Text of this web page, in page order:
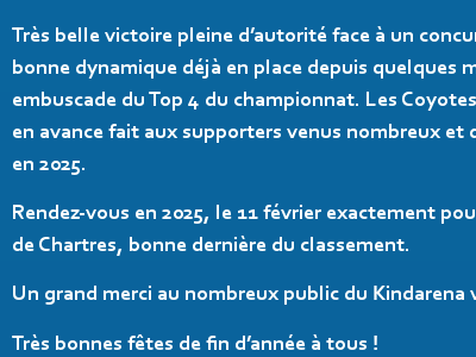
Très belle victoire pleine d’autorité face à un
bonne dynamique déjà en place depuis quelques
embuscade du Top 4 du championnat. Les
en avance fait aux supporters venus nombreux et
en 2025.
Rendez-vous en 2025, le 11 février exactement
de Chartres, bonne dernière du classement.
Un grand merci au nombreux public du
Très bonnes fêtes de fin d’année à tous !